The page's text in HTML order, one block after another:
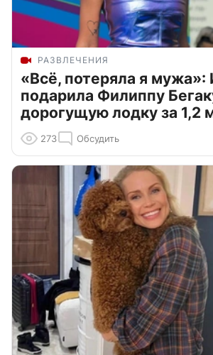
РАЗВЛЕЧЕНИЯ
«Всё, потеряла я мужа»:
подарила Филиппу
дорогущую лодку за 1,2
273 Обсудить